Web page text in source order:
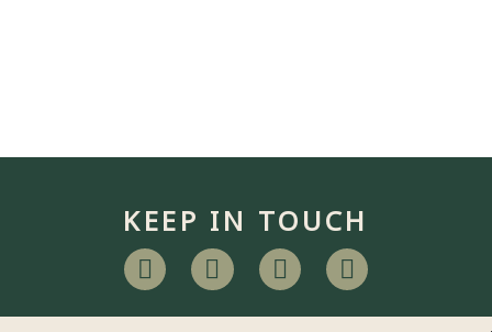
KEEP IN TOUCH
F
a
c
I
n
s
P
i
n
T
u
m